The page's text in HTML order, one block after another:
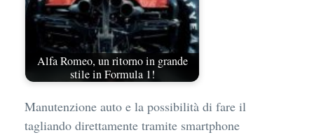
Alfa Romeo, un ritorno in grande
stile in Formula 1!
Manutenzione auto e la possibilità di fare il
tagliando direttamente tramite smartphone